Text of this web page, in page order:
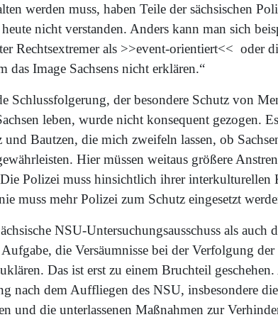
werden muss, haben Teile der sächsischen
nicht verstanden. Anders kann man sich
Rechtsextremer als >>event-orientiert<< oder
Image Sachsens nicht erklären.“
Schlussfolgerung, der besondere Schutz von
leben, wurde nicht konsequent gezogen.
Bautzen, die mich zweifeln lassen, ob
Hier müssen weitaus größere
Polizei muss hinsichtlich ihrer interkulturellen
muss mehr Polizei zum Schutz eingesetzt
NSU-Untersuchungsausschuss als auch
die Versäumnisse bei der Verfolgung
Das ist erst zu einem Bruchteil
nach dem Auffliegen des NSU, insbesondere
und die unterlassenen Maßnahmen zur